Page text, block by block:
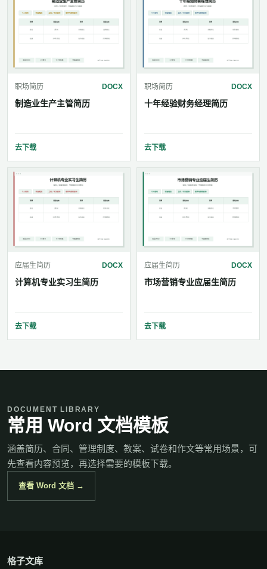
职场简历 DOCX
制造业生产主管简历
去下载
职场简历 DOCX
十年经验财务经理简历
去下载
应届生简历 DOCX
计算机专业实习生简历
去下载
应届生简历 DOCX
市场营销专业应届生简历
去下载
DOCUMENT LIBRARY
常用 Word 文档模板
涵盖简历、合同、管理制度、教案、试卷和作文等常用场景，可
先查看内容预览，再选择需要的模板下载。
查看 Word 文档 →
格子文库